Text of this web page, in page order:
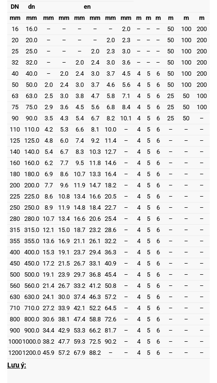
DN dn
en
mm
mm mm mm mm mm mm mm m m m m m
m
16
16.0 – – – – – 2.0 – – – 50 100
200
20
20.0 – – – – 2.0 2.3 – – – 50 100
200
25
25.0 – – – 2.0 2.3 3.0 – – – 50 100
200
32
32.0 – – 2.0 2.4 3.0 3.6 – – – 50 100
200
40
40.0 – 2.0 2.4 3.0 3.7 4.5 4 5 6 50 100
200
50
50.0 2.0 2.4 3.0 3.7 4.6 5.6 4 5 6 50 100
200
63
63.0 2.5 3.0 3.8 4.7 5.8 7.1 4 5 6 25 50
100
75
75.0 2.9 3.6 4.5 5.6 6.8 8.4 4 5 6 25 50
100
90
90.0 3.5 4.3 5.4 6.7 8.2 10.1 4 5 6 25 50
–
110
110.0 4.2 5.3 6.6 8.1 10.0 – 4 5 6 – –
–
125
125.0 4.8 6.0 7.4 9.2 11.4 – 4 5 6 – –
–
140
140.0 5.4 6.7 8.3 10.3 12.7 – 4 5 6 – –
–
160
160.0 6.2 7.7 9.5 11.8 14.6 – 4 5 6 – –
–
180
180.0 6.9 8.6 10.7 13.3 16.4 – 4 5 6 – –
–
200 200.0 7.7 9.6 11.9 14.7 18.2 – 4 5 6 – –
–
225 225.0 8.6 10.8 13.4 16.6 20.5 – 4 5 6 – –
–
250 250.0 8.9 11.9 14.8 18.4 22.7 – 4 5 6 – –
–
280 280.0 10.7 13.4 16.6 20.6 25.4 – 4 5 6 – –
–
315 315.0 12.1 15.0 18.7 23.2 28.6 – 4 5 6 – –
–
355 355.0 13.6 16.9 21.1 26.1 32.2 – 4 5 6 – –
–
400 400.0 15.3 19.1 23.7 29.4 36.3 – 4 5 6 – –
–
450 450.0 17.2 21.5 26.7 33.1 40.9 – 4 5 6 – –
–
500
500.0 19.1 23.9 29.7 36.8 45.4 – 4 5 6 – –
–
560
560.0 21.4 26.7 33.2 41.2 50.8 – 4 5 6 – –
–
630 630.0 24.1 30.0 37.4 46.3 57.2 – 4 5 6 – –
–
710 710.0 27.2 33.9 42.1 52.2 64.5 – 4 5 6 – –
–
800 800.0 30.6 38.1 47.4 58.8 72.6 – 4 5 6 – –
–
900 900.0 34.4 42.9 53.3 66.2 81.7 – 4 5 6 – –
–
10001000.0 38.2 47.7 59.3 72.5 90.2 – 4 5 6 – –
–
12001200.0 45.9 57.2 67.9 88.2 – – 4 5 6 – – –
Lưu ý: